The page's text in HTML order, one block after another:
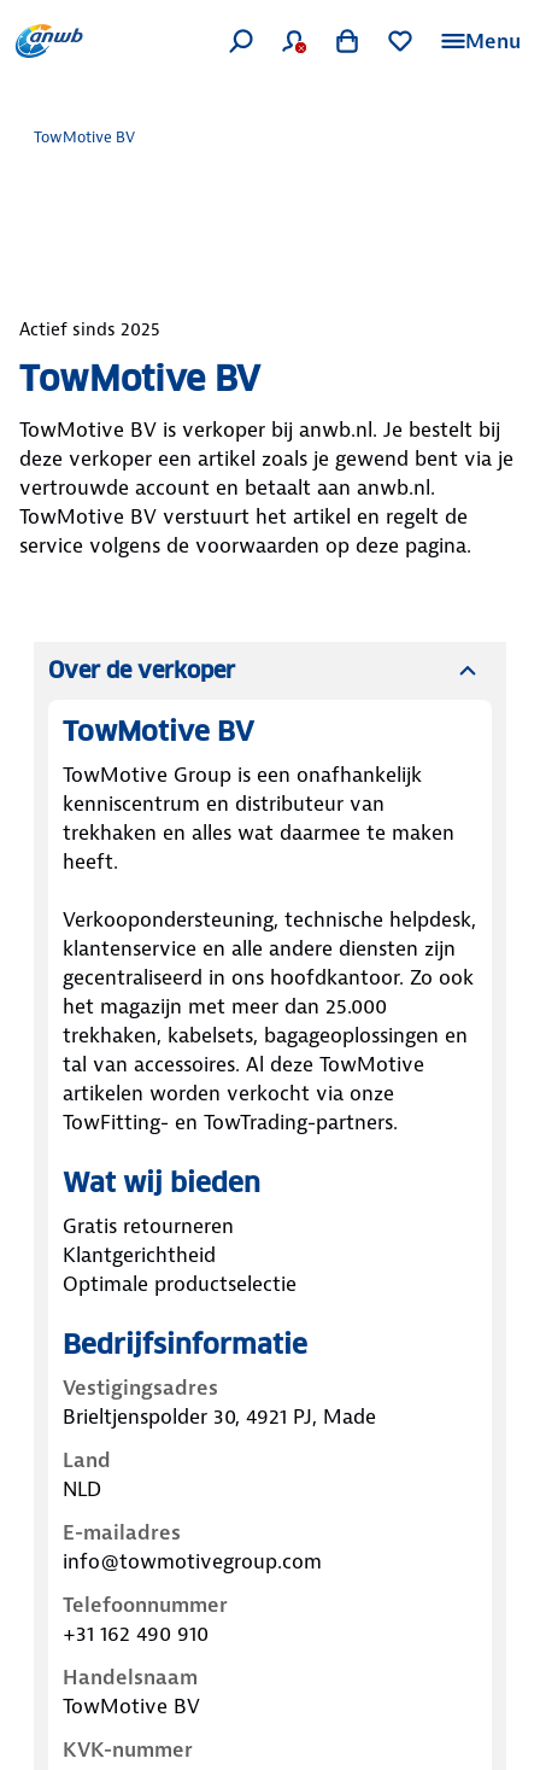
Menu
TowMotive BV
Actief sinds 2025
TowMotive BV
TowMotive BV is verkoper bij anwb.nl. Je bestelt bij
deze verkoper een artikel zoals je gewend bent via je
vertrouwde account en betaalt aan anwb.nl.
TowMotive BV verstuurt het artikel en regelt de
service volgens de voorwaarden op deze pagina.
Over de verkoper
TowMotive BV
TowMotive Group is een onafhankelijk
kenniscentrum en distributeur van
trekhaken en alles wat daarmee te maken
heeft.
Verkoopondersteuning, technische helpdesk,
klantenservice en alle andere diensten zijn
gecentraliseerd in ons hoofdkantoor. Zo ook
het magazijn met meer dan 25.000
trekhaken, kabelsets, bagageoplossingen en
tal van accessoires. Al deze TowMotive
artikelen worden verkocht via onze
TowFitting- en TowTrading-partners.
Wat wij bieden
Gratis retourneren
Klantgerichtheid
Optimale productselectie
Bedrijfsinformatie
Vestigingsadres
Brieltjenspolder 30, 4921 PJ, Made
Land
NLD
E-mailadres
info@towmotivegroup.com
Telefoonnummer
+31 162 490 910
Handelsnaam
TowMotive BV
KVK-nummer